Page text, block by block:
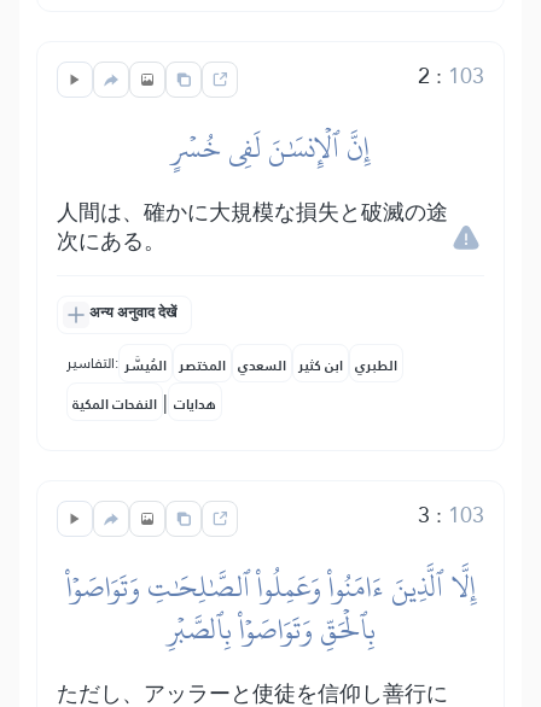
2 : 103
إِنَّ ٱلۡإِنسَٰنَ لَفِي خُسۡرٍ
人間は、確かに大規模な損失と破滅の途
次にある。
अन्य अनुवाद देखें
التفاسير: المُيسَّر المختصر السعدي ابن كثير الطبري
النفحات المكية | هدايات
3 : 103
إِلَّا ٱلَّذِينَ ءَامَنُواْ وَعَمِلُواْ ٱلصَّٰلِحَٰتِ وَتَوَاصَوۡاْ
بِٱلۡحَقِّ وَتَوَاصَوۡاْ بِٱلصَّبۡرِ
ただし、アッラーと使徒を信仰し善行に